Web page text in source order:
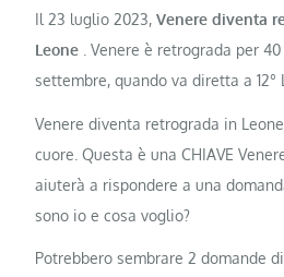
Il 23 luglio 2023,Venere diventa
Leone . Venere è retrograda per
settembre, quando va diretta a 12°
Venere diventa retrograda in
cuore. Questa è una CHIAVE
aiuterà a rispondere a una
sono io e cosa voglio?
Potrebbero sembrare 2 domande